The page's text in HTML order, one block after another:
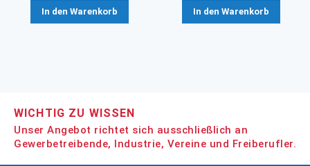
In den Warenkorb In den Warenkorb
WICHTIG ZU WISSEN
Unser Angebot richtet sich ausschließlich an
Gewerbetreibende, Industrie, Vereine und Freiberufler.